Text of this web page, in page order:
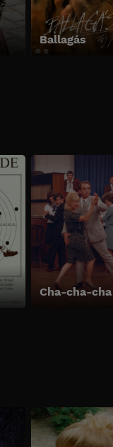
Ballagás
Cha-cha-cha